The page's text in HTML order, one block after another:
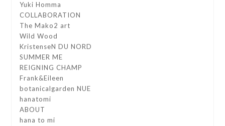
Yuki Homma
COLLABORATION
The Mako2 art
Wild Wood
KristenseN DU NORD
SUMMER ME
REIGNING CHAMP
Frank&Eileen
botanicalgarden NUE
hanatomi
ABOUT
hana to mi